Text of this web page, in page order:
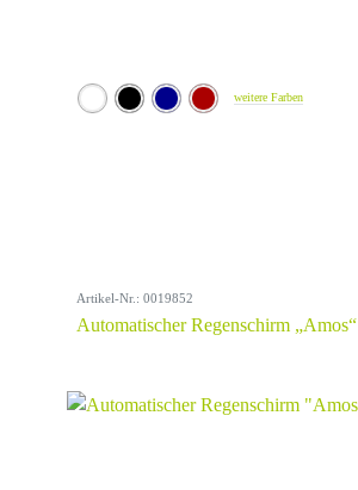
weitere Farben
Artikel-Nr.: 0019852
Automatischer Regenschirm „Amos“